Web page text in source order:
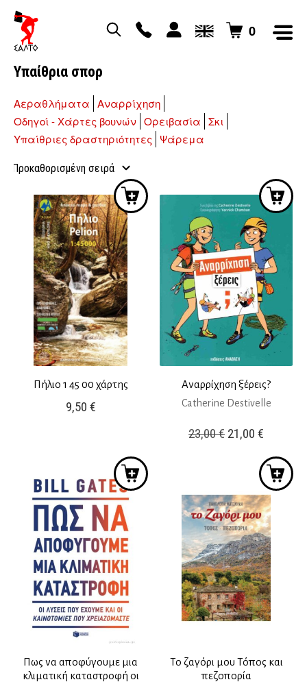
0
Υπαίθρια σπορ
Αεραθλήματα Αναρρίχηση
Οδηγοί - Χάρτες βουνών Ορειβασία Σκι
Υπαίθριες δραστηριότητες
Ψάρεμα
Πήλιο 1 45 00 χάρτης
9,50 €
Αναρρίχηση ξέρεις?
Catherine Destivelle
23,00€ Original
23,00 €.
21,00€
τιμή
είναι:
21,00 €.
Πως να αποφύγουμε μια
κλιματική καταστροφή οι
Το ζαγόρι μου Τόπος και
πεζοπορία